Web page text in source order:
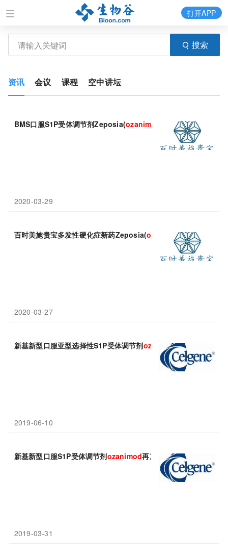
搜索
打开APP
资讯 会议 课程 空中讲坛
BMS口服S1P受体调节剂Zeposia(ozanimod )欧盟批准在望，已
2020-03-29
百时美施贵宝多发性硬化症新药Zeposia(ozanimod)获美国FDA
2020-03-27
新基新型口服亚型选择性S1P受体调节剂ozanimod在美欧进入审
2019-06-10
新基新型口服S1P受体调节剂ozanimod再次提交美国上市申请
2019-03-31